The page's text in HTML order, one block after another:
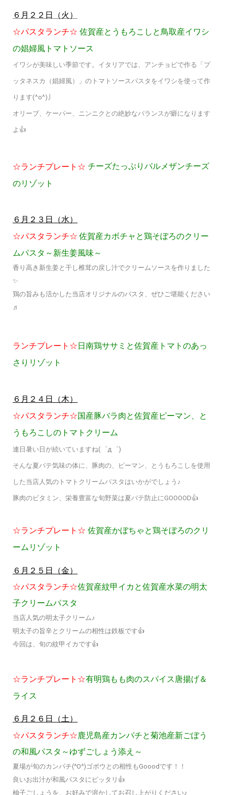
６月２２日（火）
☆パスタランチ☆ 佐賀産とうもろこしと鳥取産イワシ
の娼婦風トマトソース
イワシが美味しい季節です。イタリアでは、アンチョビで作る「プ
ッタネスカ（娼婦風）」のトマトソースパスタをイワシを使って作
ります(^o^)丿
オリーブ、ケーパー、ニンニクとの絶妙なバランスが癖になります
よ👍
☆ランチプレート☆ チーズたっぷりパルメザンチーズ
のリゾット
６月２３日（水）
☆パスタランチ☆ 佐賀産カボチャと鶏そぼろのクリー
ムパスタ～新生姜風味～
香り高き新生姜と干し椎茸の戻し汁でクリームソースを作りました
✨
鶏の旨みも活かした当店オリジナルのパスタ、ぜひご堪能ください
♬
ランチプレート☆日南鶏ササミと佐賀産トマトのあっ
さりリゾット
６月２４日（木）
☆パスタランチ☆国産豚バラ肉と佐賀産ピーマン、と
うもろこしのトマトクリーム
連日暑い日が続いていますね(゜д゜)
そんな夏バテ気味の体に、豚肉の、ピーマン、とうもろこしを使用
した当店人気のトマトクリームパスタはいかがでしょう♪
豚肉のビタミン、栄養豊富な旬野菜は夏バテ防止にGOOOOD👍
☆ランチプレート☆ 佐賀産かぼちゃと鶏そぼろのクリ
ームリゾット
６月２５日（金）
☆パスタランチ☆佐賀産紋甲イカと佐賀産水菜の明太
子クリームパスタ
当店人気の明太子クリーム♪
明太子の旨辛とクリームの相性は鉄板です👍
今回は、旬の紋甲イカです👍
☆ランチプレート☆有明鶏もも肉のスパイス唐揚げ＆
ライス
６月２６日（土）
☆パスタランチ☆鹿児島産カンパチと菊池産新ごぼう
の和風パスタ～ゆずごしょう添え～
夏場が旬のカンパチ(^O^)ゴボウとの相性もGooodです！！
良いお出汁が和風パスタにピッタリ👍
柚子ごしょうを、お好みで溶かしてお召し上がりください♪